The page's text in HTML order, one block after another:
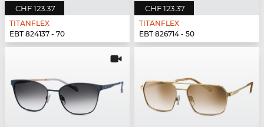
CHF 123.37
TITANFLEX
EBT 824137 - 70
CHF 123.37
TITANFLEX
EBT 826714 - 50